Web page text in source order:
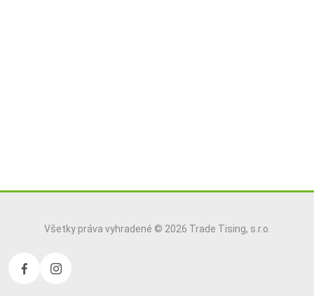
Všetky práva vyhradené © 2026 Trade Tising, s.r.o.